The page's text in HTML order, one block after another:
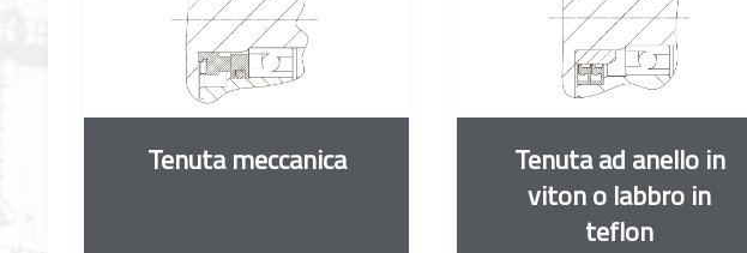
Tenuta meccanica
Tenuta ad anello in
viton o labbro in
teflon